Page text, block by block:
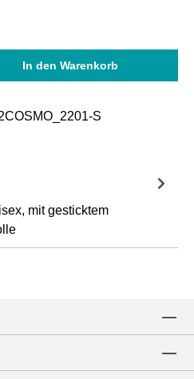
den gewünschten
In den Warenkorb
S
mit gesticktem